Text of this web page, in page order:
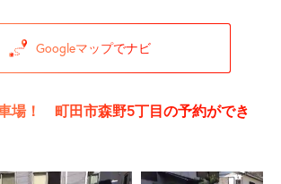
Googleマップでナビ
場！ 町田市森野5丁目の予約ができ